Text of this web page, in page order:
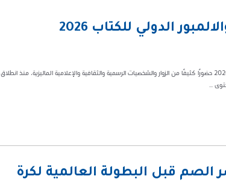
جناح المملكة ضيف شرف معرض كوالالمبور الدولي للكتاب 2026
يشهد جناح المملكة العربية السعودية ضيفِ شرف معرض كوالالمبور الدولي للكتاب 2026 حضورًا كثيفًا من الزوار والشخصيات الرسمية والثقافية والإعلامية الماليزية، منذ انطلاق
...
قبل البطولة العالمية لكرة